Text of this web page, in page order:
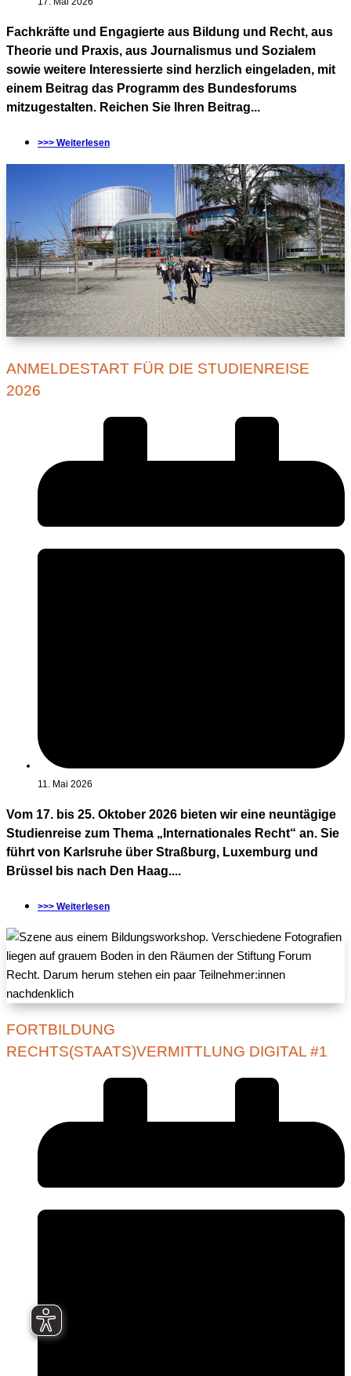
Fachkräfte und Engagierte aus Bildung und Recht, aus
Theorie und Praxis, aus Journalismus und Sozialem
sowie weitere Interessierte sind herzlich eingeladen, mit
einem Beitrag das Programm des Bundesforums
mitzugestalten. Reichen Sie Ihren Beitrag...
>>> Weiterlesen
ANMELDESTART FÜR DIE STUDIENREISE
2026
11. Mai 2026
Vom 17. bis 25. Oktober 2026 bieten wir eine neuntägige
Studienreise zum Thema „Internationales Recht“ an. Sie
führt von Karlsruhe über Straßburg, Luxemburg und
Brüssel bis nach Den Haag....
>>> Weiterlesen
FORTBILDUNG
RECHTS(STAATS)VERMITTLUNG DIGITAL #1